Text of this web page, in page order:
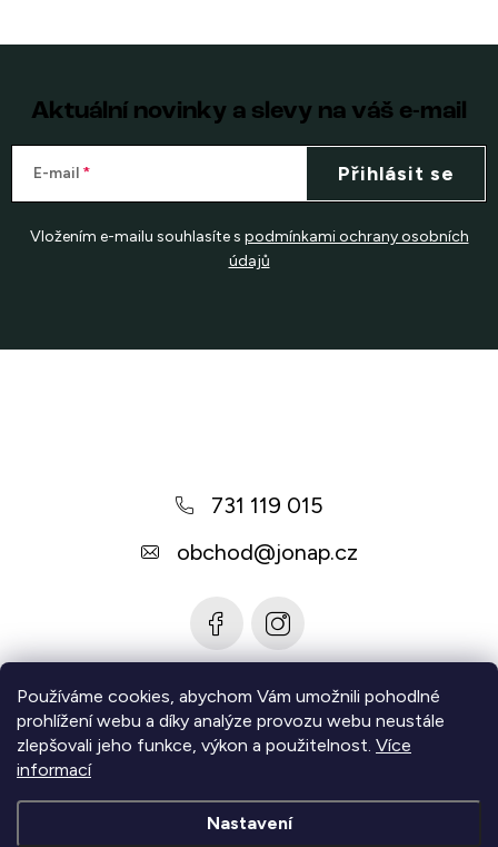
Používáme cookies, abychom Vám umožnili pohodlné
prohlížení webu a díky analýze provozu webu neustále
zlepšovali jeho funkce, výkon a použitelnost. Více
informací
Nastavení
Aktuální novinky a slevy na váš e-mail
E-mail
Vložením e-mailu souhlasíte s podmínkami ochrany osobních
údajů
Přihlásit se
731 119 015
obchod@jonap.cz
Informace pro vás
Zjistěte více